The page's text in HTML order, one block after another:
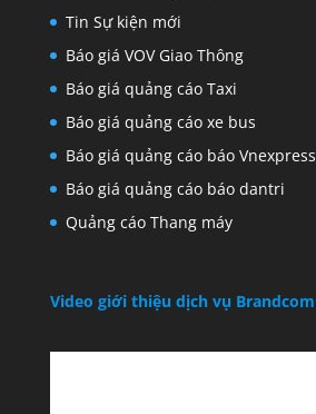
Tin Sự kiện mới
Báo giá VOV Giao Thông
Báo giá quảng cáo Taxi
Báo giá quảng cáo xe bus
Báo giá quảng cáo báo Vnexpress
Báo giá quảng cáo báo dantri
Quảng cáo Thang máy
Video giới thiệu dịch vụ Brandcom